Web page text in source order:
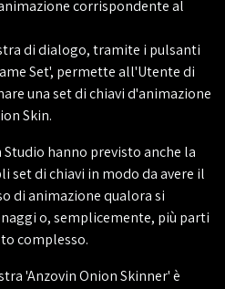
corrispondente al
di dialogo, tramite i pulsanti
Set', permette all'Utente di
una set di chiavi d'animazione
Skin.
hanno previsto anche la
di chiavi in modo da avere il
di animazione qualora si
o, semplicemente, più parti
complesso.
'Anzovin Onion Skinner' è